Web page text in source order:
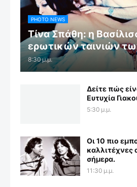
PHOTO NEWS
Τίνα Σπάθη: η
ερωτικών ταινιών
8:30 μ.μ.
Δείτε πώς
Ευτυχία
5:30 μ.μ.
Οι 10 πιο
καλλιτέχνες
σήμερα.
11:30 μ.μ.